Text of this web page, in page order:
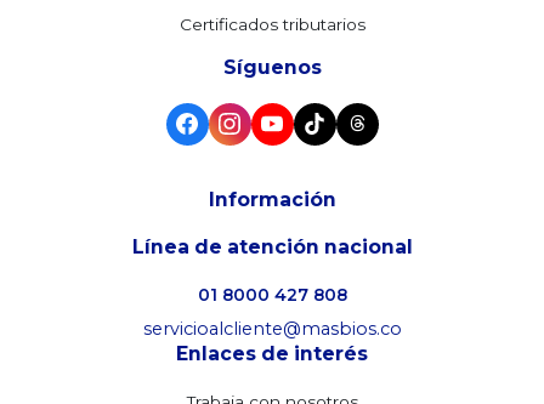
Certificados tributarios
Síguenos
Información
Línea de atención nacional
01 8000 427 808
servicioalcliente@masbios.co
Enlaces de interés